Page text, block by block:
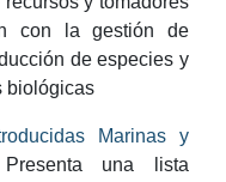
con la gestión de
de especies y
biológicas
Marinas y
una lista